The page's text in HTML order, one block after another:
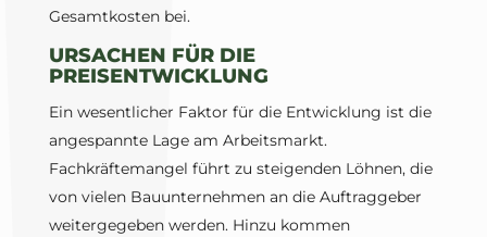
Gesamtkosten bei.
URSACHEN FÜR DIE
PREISENTWICKLUNG
Ein wesentlicher Faktor für die Entwicklung ist die
angespannte Lage am Arbeitsmarkt.
Fachkräftemangel führt zu steigenden Löhnen, die
von vielen Bauunternehmen an die Auftraggeber
weitergegeben werden. Hinzu kommen